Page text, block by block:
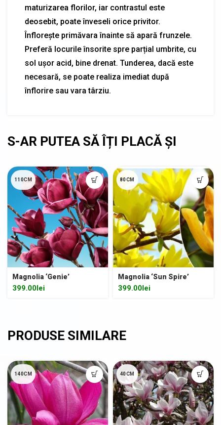
maturizarea florilor, iar contrastul este
deosebit, poate înveseli orice privitor.
Înflorește primăvara înainte să apară frunzele.
Preferă locurile însorite spre parțial umbrite, cu
sol ușor acid, bine drenat. Tunderea, dacă este
necesară, se poate realiza imediat după
înflorire sau vara târziu.
110CM
Magnolia ‘Genie’
399.00lei
80CM
Magnolia ‘Sun Spire’
399.00lei
140CM 40CM